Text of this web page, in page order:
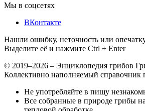
Мы в соцсетях
ВКонтакте
Нашли ошибку, неточность или
Выделите её и нажмите Ctrl + Enter
© 2019–2026 – Энциклопедия грибов
Коллективно наполняемый справочник
Не употребляйте в пищу
Все собранные в природе грибы